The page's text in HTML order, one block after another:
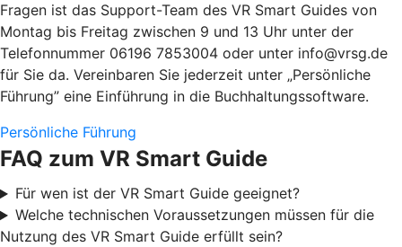
Fragen ist das Support-Team des VR Smart Guides von
Montag bis Freitag zwischen 9 und 13 Uhr unter der
Telefonnummer 06196 7853004 oder unter info@vrsg.de
für Sie da. Vereinbaren Sie jederzeit unter „Persönliche
Führung” eine Einführung in die Buchhaltungssoftware.
Persönliche Führung
FAQ zum VR Smart Guide
Für wen ist der VR Smart Guide geeignet?
Welche technischen Voraussetzungen müssen für die
Nutzung des VR Smart Guide erfüllt sein?